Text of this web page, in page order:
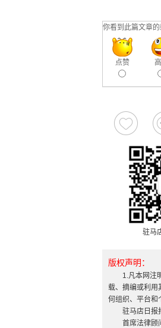
你看到此篇文章的
点赞
驻马
版权声明：
1.凡本网注
载、摘编或利用
何组织、平台和
驻马店日报
首席法律顾